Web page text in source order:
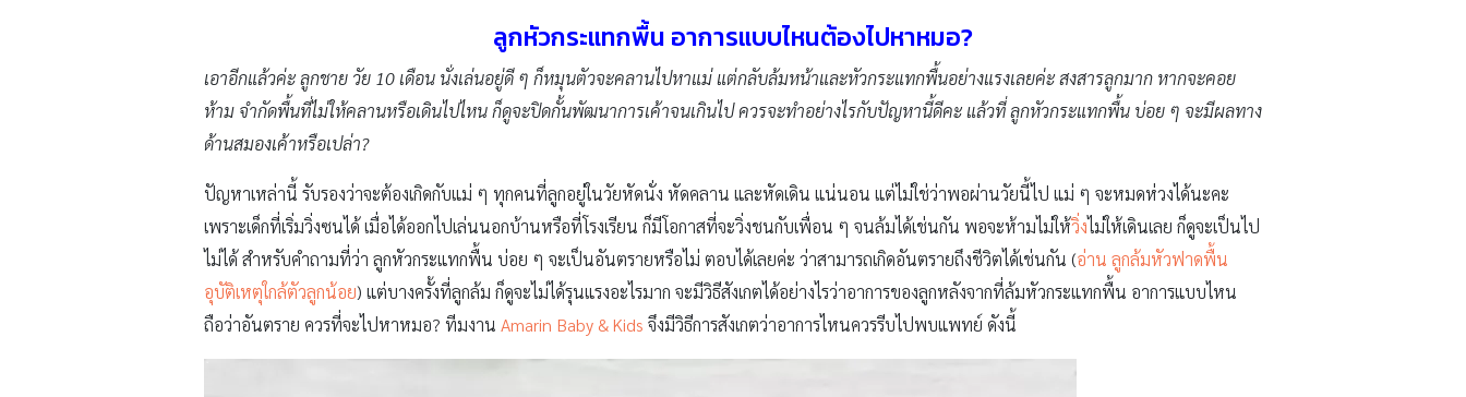
ลูกหัวกระแทกพื้น อาการแบบไหนต้องไปหาหมอ?
เอาอีกแล้วค่ะ ลูกชาย วัย 10 เดือน นั่งเล่นอยู่ดี ๆ ก็หมุนตัวจะคลานไปหาแม่ แต่กลับล้มหน้าและหัวกระแทกพื้นอย่างแรงเลยค่ะ สงสารลูกมาก หากจะคอย
ห้าม จำกัดพื้นที่ไม่ให้คลานหรือเดินไปไหน ก็ดูจะปิดกั้นพัฒนาการเค้าจนเกินไป ควรจะทำอย่างไรกับปัญหานี้ดีคะ แล้วที่ ลูกหัวกระแทกพื้น บ่อย ๆ จะมีผลทาง
ด้านสมองเค้าหรือเปล่า?
ปัญหาเหล่านี้ รับรองว่าจะต้องเกิดกับแม่ ๆ ทุกคนที่ลูกอยู่ในวัยหัดนั่ง หัดคลาน และหัดเดิน แน่นอน แต่ไม่ใช่ว่าพอผ่านวัยนี้ไป แม่ ๆ จะหมดห่วงได้นะคะ
เพราะเด็กที่เริ่มวิ่งซนได้ เมื่อได้ออกไปเล่นนอกบ้านหรือที่โรงเรียน ก็มีโอกาสที่จะวิ่งชนกับเพื่อน ๆ จนล้มได้เช่นกัน พอจะห้ามไม่ให้วิ่งไม่ให้เดินเลย ก็ดูจะเป็นไป
ไม่ได้ สำหรับคำถามที่ว่า ลูกหัวกระแทกพื้น บ่อย ๆ จะเป็นอันตรายหรือไม่ ตอบได้เลยค่ะ ว่าสามารถเกิดอันตรายถึงชีวิตได้เช่นกัน (อ่าน ลูกล้มหัวฟาดพื้น
อุบัติเหตุใกล้ตัวลูกน้อย) แต่บางครั้งที่ลูกล้ม ก็ดูจะไม่ได้รุนแรงอะไรมาก จะมีวิธีสังเกตได้อย่างไรว่าอาการของลูกหลังจากที่ล้มหัวกระแทกพื้น อาการแบบไหน
ถือว่าอันตราย ควรที่จะไปหาหมอ? ทีมงาน Amarin Baby & Kids จึงมีวิธีการสังเกตว่าอาการไหนควรรีบไปพบแพทย์ ดังนี้